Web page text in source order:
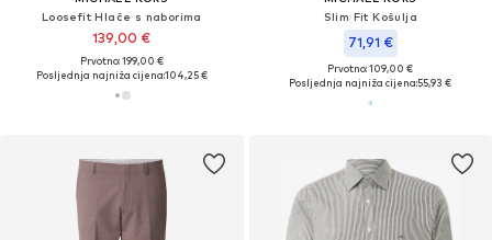
Loosefit Hlače s naborima
139,00 €
Prvotno: 199,00 €
Posljednja najniža cijena:104,25 €
Slim Fit Košulja
71,91 €
Prvotno: 109,00 €
Posljednja najniža cijena:55,93 €